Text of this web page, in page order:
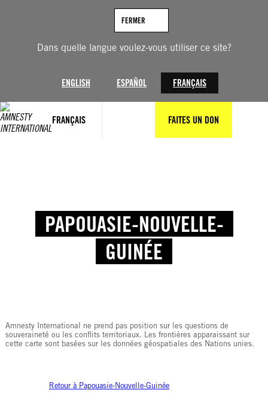
Dans quelle langue voulez-vous utiliser ce site?
ENGLISH ESPAÑOL FRANÇAIS
FERMER
FRANÇAIS FAITES UN DON
PAPOUASIE-NOUVELLE-
GUINÉE
Amnesty International ne prend pas position sur les questions de
souveraineté ou les conflits territoriaux. Les frontières apparaissant sur
cette carte sont basées sur les données géospatiales des Nations unies.
Retour à Papouasie-Nouvelle-Guinée